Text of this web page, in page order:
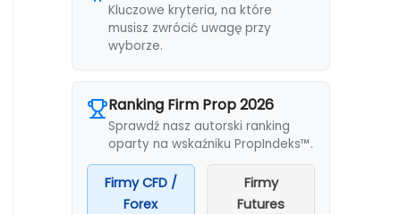
Kluczowe kryteria, na które
musisz zwrócić uwagę przy
wyborze.
Ranking Firm Prop 2026
Sprawdź nasz autorski ranking
oparty na wskaźniku PropIndeks™.
Firmy CFD /
Forex
Firmy
Futures